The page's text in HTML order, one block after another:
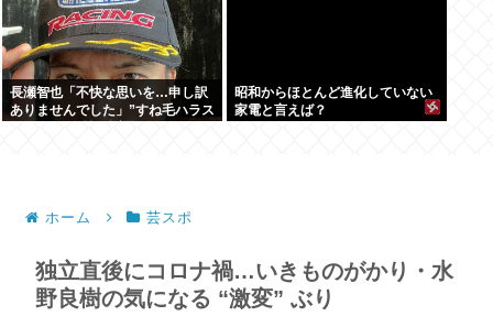
長瀬智也「不快な思いを…申し訳
ありませんでした」”すね毛ハラス
昭和からほとんど進化していない
家電と言えば？
ホーム 芸スポ
独立直後にコロナ禍…いきものがかり・水
野良樹の気になる “激変” ぶり